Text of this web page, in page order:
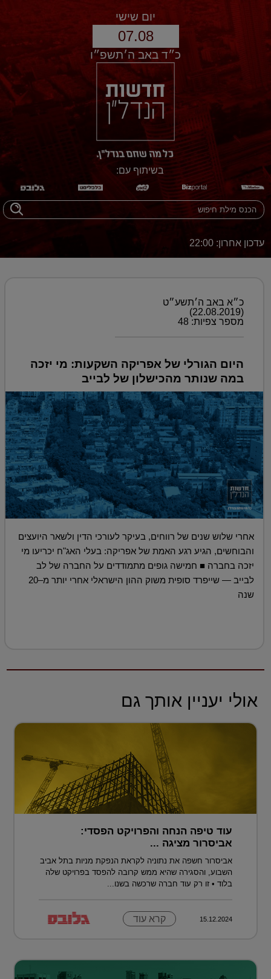
יום שישי
07.08
כ״ד באב ה׳תשפ״ו
בשיתוף עם:
עדכון אחרון: 22:00
כ״א באב ה׳תשע״ט
(22.08.2019)
מספר צפיות: 48
היום הגורלי של אפריקה השקעות: מי יזכה
במה שנותר מהכישלון של לבייב
אחרי שלוש שנים של רווחים, בעיקר לעורכי הדין ולשאר היועצים
והבוחשים, הגיע רגע האמת של אפריקה: בעלי האג"ח יכריעו מי
יזכה בחברה ■ חמישה גופים מתמודדים על החברה של לב
לבייב — שייפרד סופית משוק ההון הישראלי אחרי יותר מ–20
שנה
אולי יעניין אותך גם
עוד טיפה הנחה והפרויקט הפסדי:
אביסרור מציגה ...
אביסרור חשפה את נתוניה לקראת הנפקת מניות בתל אביב
השבוע, והסגירה שהיא ממש קרובה להפסד בפרויקט שלה
בלוד • זו רק עוד חברה שרכשה בשנו...
15.12.2024 קרא עוד